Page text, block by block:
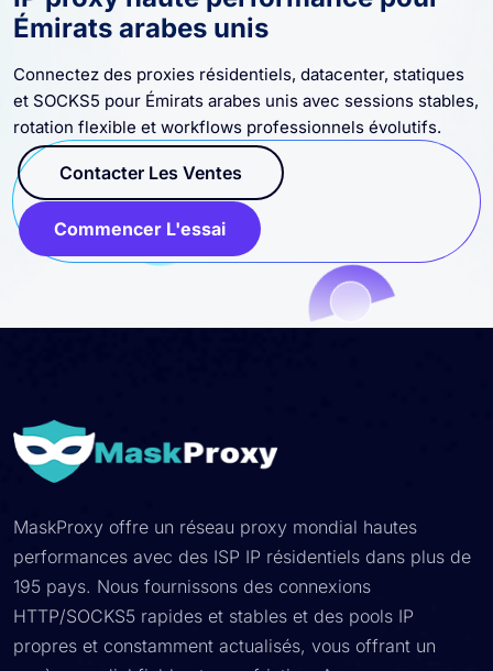
Émirats arabes unis
Connectez des proxies résidentiels, datacenter, statiques
et SOCKS5 pour Émirats arabes unis avec sessions stables,
rotation flexible et workflows professionnels évolutifs.
Contacter Les Ventes
Commencer L'essai
MaskProxy offre un réseau proxy mondial hautes
performances avec des ISP IP résidentiels dans plus de
195 pays. Nous fournissons des connexions
HTTP/SOCKS5 rapides et stables et des pools IP
propres et constamment actualisés, vous offrant un